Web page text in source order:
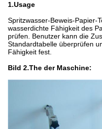
1.Usage
Spritzwasser-Beweis-Papier-
wasserdichte Fähigkeit des
prüfen. Benutzer kann die
Standardtabelle überprüfen
Fähigkeit fest.
Bild 2.The der Maschine: